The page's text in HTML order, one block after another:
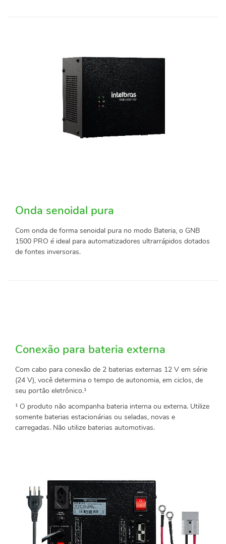
Onda senoidal pura
Com onda de forma senoidal pura no modo Bateria, o GNB
1500 PRO é ideal para automatizadores ultrarrápidos dotados
de fontes inversoras.
Conexão para bateria externa
Com cabo para conexão de 2 baterias externas 12 V em série
(24 V), você determina o tempo de autonomia, em ciclos, de
seu portão eletrônico.¹
¹ O produto não acompanha bateria interna ou externa. Utilize
somente baterias estacionárias ou seladas, novas e
carregadas. Não utilize baterias automotivas.